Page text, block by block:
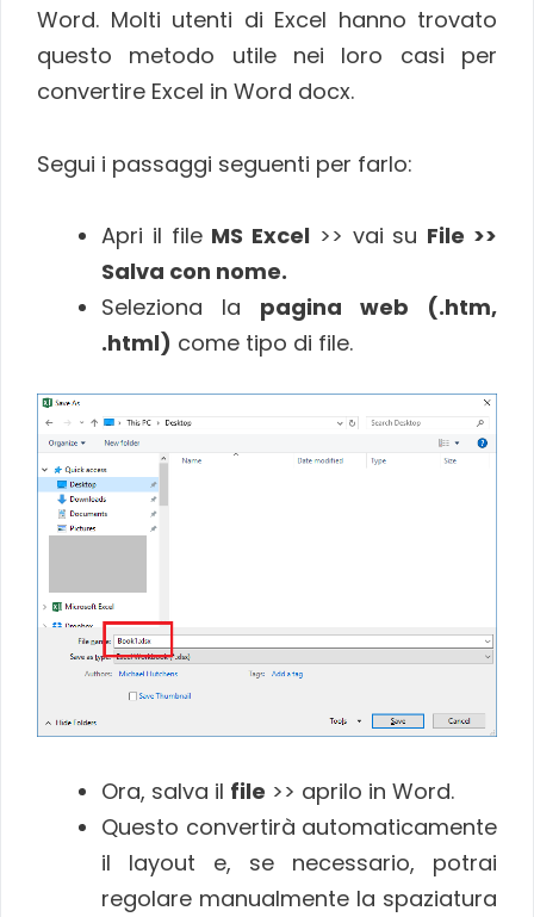
Word. Molti utenti di Excel hanno trovato
questo metodo utile nei loro casi per
convertire Excel in Word docx.
Segui i passaggi seguenti per farlo:
Apri il file MS Excel >> vai su File >>
Salva con nome.
Seleziona la pagina web (.htm,
.html) come tipo di file.
Ora, salva il file >> aprilo in Word.
Questo convertirà automaticamente
il layout e, se necessario, potrai
regolare manualmente la spaziatura